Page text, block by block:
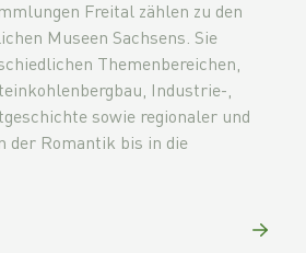
Freital zählen zu den
Museen Sachsens. Sie
Themenbereichen,
Industrie-,
sowie regionaler und
der Romantik bis in die